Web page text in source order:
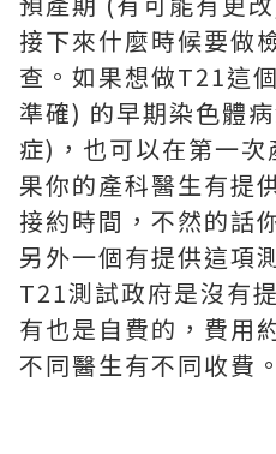
接下來什麼時候要做
查。如果想做T21這
準確) 的早期染色體
症)，也可以在第一
果你的產科醫生有提
接約時間，不然的話
另外一個有提供這項
T21測試政府是沒有
有也是自費的，費用
不同醫生有不同收費。